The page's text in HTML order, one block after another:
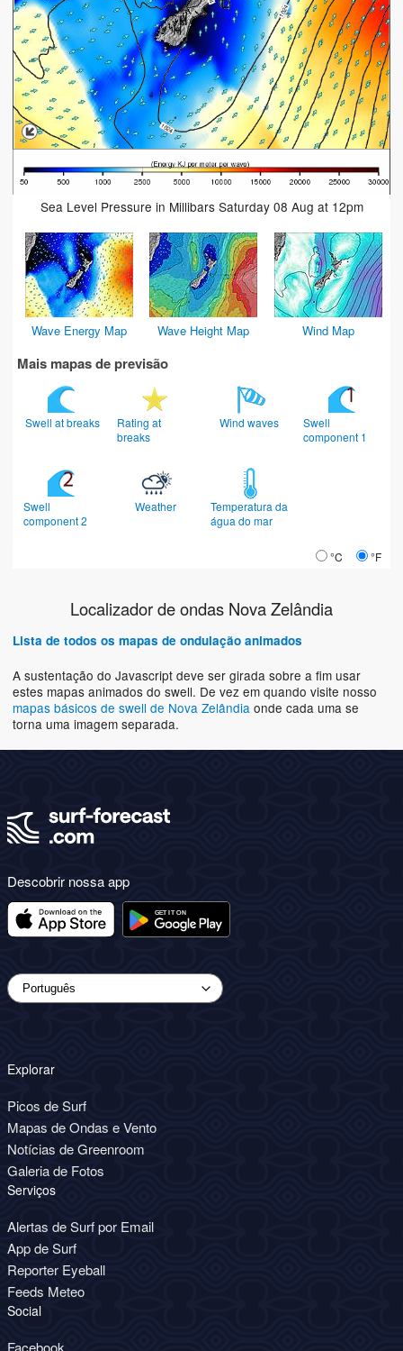
Sea Level Pressure in Millibars Saturday 08 Aug at 12pm
Wave Energy Map Wave Height Map Wind Map
Mais mapas de previsão
Swell at breaks
Rating at
breaks
Wind waves
Swell
component 1
Swell
component 2
Weather
Temperatura da
água do mar
°C °F
Localizador de ondas Nova Zelândia
Lista de todos os mapas de ondulação animados
A sustentação do Javascript deve ser girada sobre a fim usar
estes mapas animados do swell. De vez em quando visite nosso
mapas básicos de swell de Nova Zelândia onde cada uma se
torna uma imagem separada.
Descobrir nossa app
Explorar
Picos de Surf
Mapas de Ondas e Vento
Notícias de Greenroom
Galeria de Fotos
Serviços
Alertas de Surf por Email
App de Surf
Reporter Eyeball
Feeds Meteo
Social
Facebook